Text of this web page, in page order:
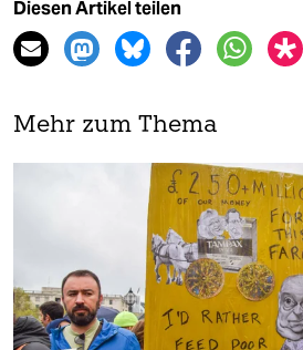
Diesen Artikel teilen
Mehr zum Thema